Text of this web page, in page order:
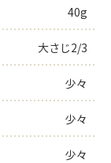
40g
大さじ2/3
少々
少々
少々